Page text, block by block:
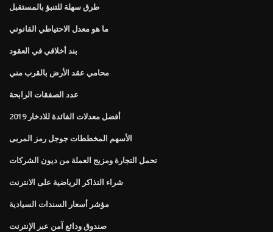
طرق سهلة للتنبؤ بالمستقبل
ما هو معدل الاحتياطي القانوني
بند أخلاقي في العقود
محامي عقد الأرض بالقرب مني
عدد الصفقات الرابحة
أفضل معدلات الفائدة للادخار 2019
الأسهم المخططات جوجل رمز المربى
تحمل التجارة ومزيج العملة من ديون الشركات
شراء التذاكر الرياضية على الانترنت
مؤشر أسعار السندات السيادية
صندوق ودائع آمن عبر الإنترنت